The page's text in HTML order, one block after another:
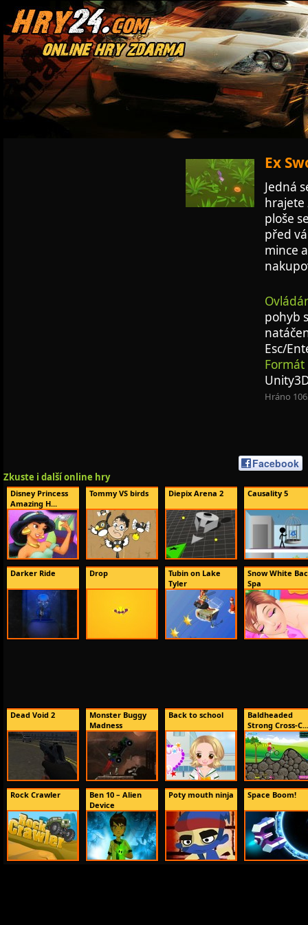
Ex
Jedná
hrajete
ploše
před
mince
pohyb
Esc/
Hráno
Facebook
Zkuste i další online hry
Disney Princess
Amazing H...
Tommy VS birds Diepix Arena 2 Causality 5
Darker Ride Drop
Tubin on Lake
Tyler
Snow White
Spa
Dead Void 2
Monster Buggy
Madness
Back to school
Baldheaded
Strong Cross-C...
Rock Crawler
Ben 10 – Alien
Device
Poty mouth ninja Space Boom!